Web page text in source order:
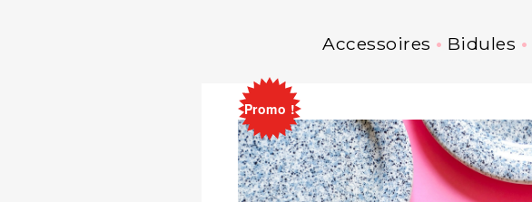
Accessoires Bidules
Promo !